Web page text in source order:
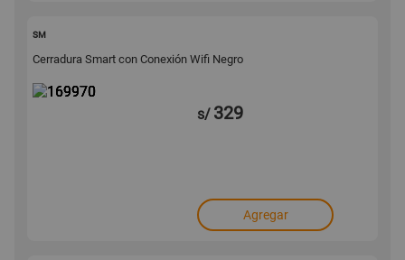
SM
Cerradura Smart con Conexión Wifi Negro
s/ 329
Agregar